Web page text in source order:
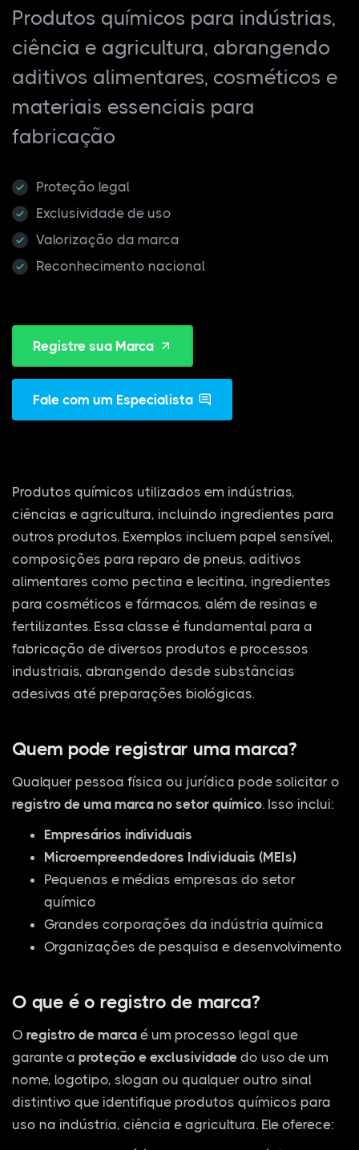
Produtos químicos para indústrias,
ciência e agricultura, abrangendo
aditivos alimentares, cosméticos e
materiais essenciais para
fabricação
Proteção legal
Exclusividade de uso
Valorização da marca
Reconhecimento nacional
Registre sua Marca
Fale com um Especialista
Produtos químicos utilizados em indústrias,
ciências e agricultura, incluindo ingredientes para
outros produtos. Exemplos incluem papel sensível,
composições para reparo de pneus, aditivos
alimentares como pectina e lecitina, ingredientes
para cosméticos e fármacos, além de resinas e
fertilizantes. Essa classe é fundamental para a
fabricação de diversos produtos e processos
industriais, abrangendo desde substâncias
adesivas até preparações biológicas.
Quem pode registrar uma marca?
Qualquer pessoa física ou jurídica pode solicitar o
registro de uma marca no setor químico. Isso inclui:
Empresários individuais
Microempreendedores Individuais (MEIs)
Pequenas e médias empresas do setor
químico
Grandes corporações da indústria química
Organizações de pesquisa e desenvolvimento
O que é o registro de marca?
O registro de marca é um processo legal que
garante a proteção e exclusividade do uso de um
nome, logotipo, slogan ou qualquer outro sinal
distintivo que identifique produtos químicos para
uso na indústria, ciência e agricultura. Ele oferece: